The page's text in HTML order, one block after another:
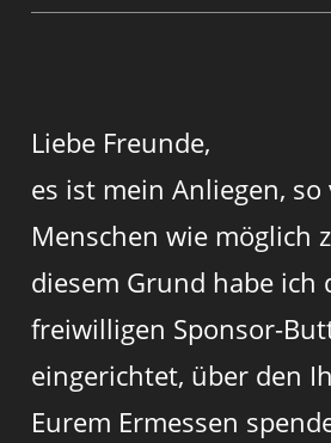
Liebe Freunde,
es ist mein Anliegen, so
Menschen wie möglich
diesem Grund habe ich
freiwilligen Sponsor-
eingerichtet, über den
Eurem Ermessen